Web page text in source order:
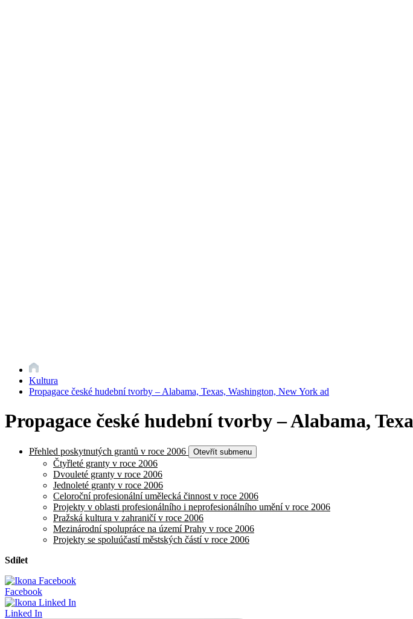
Kultura
Propagace české hudební tvorby – Alabama, Texas, Washington, New York ad
Propagace české hudební tvorby – Alabama,
Přehled poskytnutých grantů v roce 2006 Otevřít submenu
Čtyřleté granty v roce 2006
Dvouleté granty v roce 2006
Jednoleté granty v roce 2006
Celoroční profesionální umělecká činnost v roce 2006
Projekty v oblasti profesionálního i neprofesionálního umění v roce 2006
Pražská kultura v zahraničí v roce 2006
Mezinárodní spolupráce na území Prahy v roce 2006
Projekty se spoluúčastí městských částí v roce 2006
Sdílet
Facebook
Linked In